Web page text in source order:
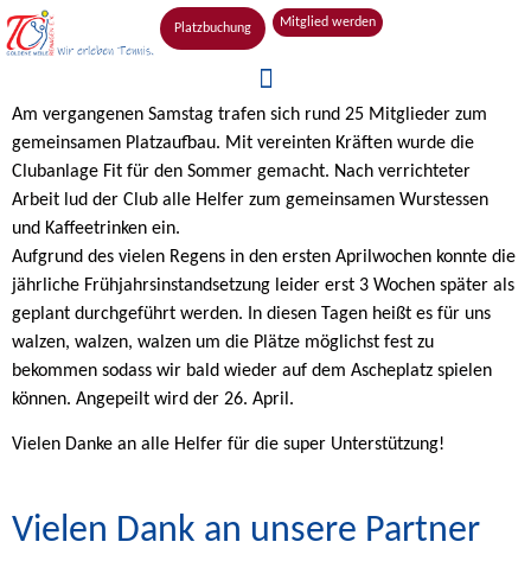
Platzbuchung Mitglied werden
Am vergangenen Samstag trafen sich rund 25 Mitglieder zum
gemeinsamen Platzaufbau. Mit vereinten Kräften wurde die
Clubanlage Fit für den Sommer gemacht. Nach verrichteter
Arbeit lud der Club alle Helfer zum gemeinsamen Wurstessen
und Kaffeetrinken ein.
Aufgrund des vielen Regens in den ersten Aprilwochen konnte die
jährliche Frühjahrsinstandsetzung leider erst 3 Wochen später als
geplant durchgeführt werden. In diesen Tagen heißt es für uns
walzen, walzen, walzen um die Plätze möglichst fest zu
bekommen sodass wir bald wieder auf dem Ascheplatz spielen
können. Angepeilt wird der 26. April.
Vielen Danke an alle Helfer für die super Unterstützung!
Vielen Dank an unsere Partner